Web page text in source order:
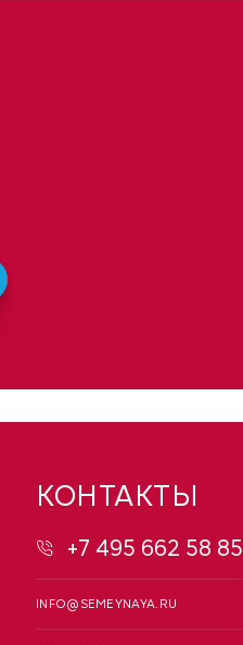
КОНТАКТЫ
+7 495 662 58 85
INFO@SEMEYNAYA.RU